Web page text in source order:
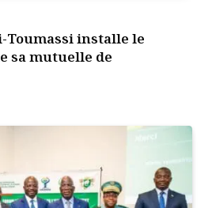
Toumassi installe le
sa mutuelle de